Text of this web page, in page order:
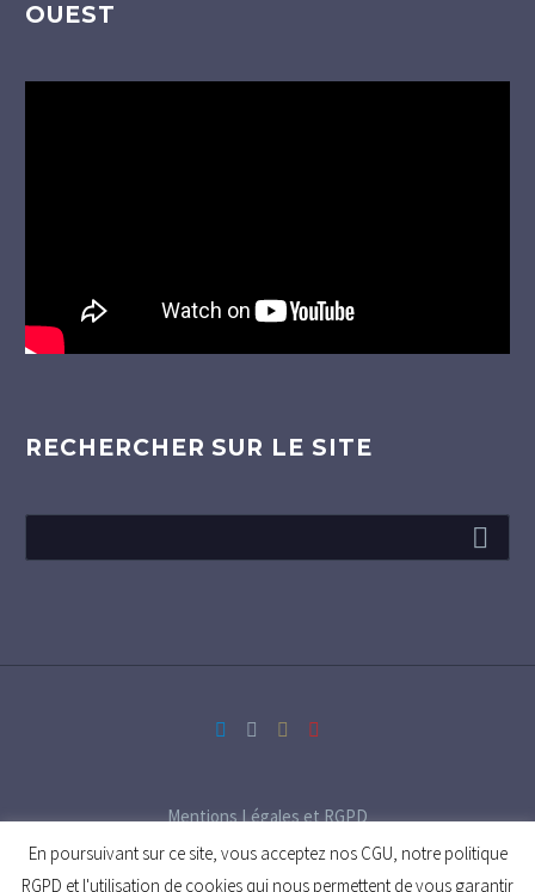
OUEST
RECHERCHER SUR LE SITE
Mentions Légales et RGPD
En poursuivant sur ce site, vous acceptez nos CGU, notre politique
RGPD et l'utilisation de cookies qui nous permettent de vous garantir